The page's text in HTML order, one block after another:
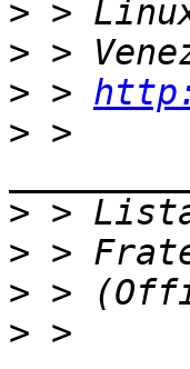
>
>
> >
> >
>
>
>
> >